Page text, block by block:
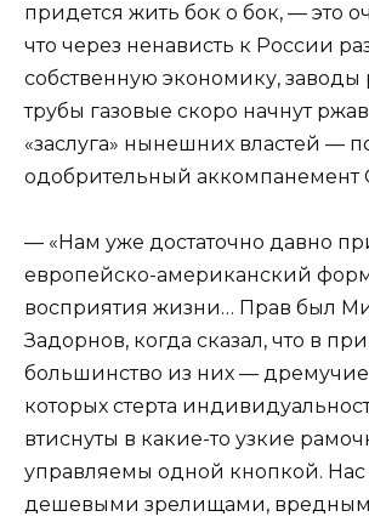
придется жить бок о бок, — это
что через ненависть к России
собственную экономику, заводы
трубы газовые скоро начнут
«заслуга» нынешних властей —
одобрительный аккомпанемент
— «Нам уже достаточно давно
европейско-американский
восприятия жизни… Прав был
Задорнов, когда сказал, что в
большинство из них —
которых стерта
втиснуты в какие-то узкие
управляемы одной кнопкой. Нас
дешевыми зрелищами,